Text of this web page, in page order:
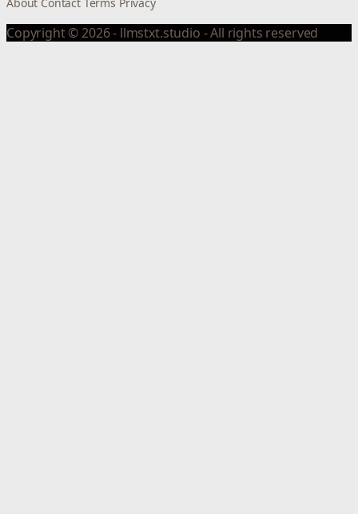
About Contact Terms Privacy
Copyright © 2026 - llmstxt.studio - All rights reserved